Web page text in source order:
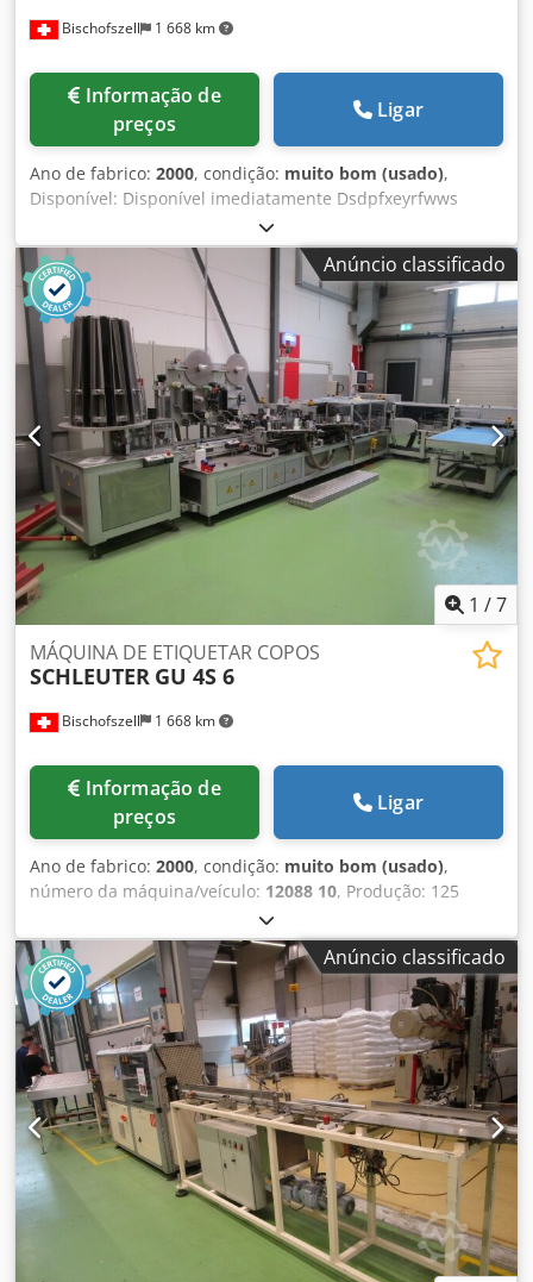
Bischofszell 1 668 km
preços
Ligar
Ano de fabrico: 2000, condição: muito bom (usado),
Disponível: Disponível imediatamente Dsdpfxeyrfwws
Anúncio classificado
1 /7
Bischofszell 1 668 km
MÁQUINA DE ETIQUETAR COPOS
SCHLEUTER GU 4S 6
preços
Ligar
Ano de fabrico: 2000, condição: muito bom (usado),
número da máquina/veículo: 12088 10, Produção: 125
xícaras por minuto (bruto) Consiste em: -Empilhador -
Dispensador de etiquetas para piso -Dispensadores de
etiquetas laterais 1 + 2 e 3 + 4 Dodjn D Hczopfx Aldokr -
Estação para colagem final das etiquetas laterais (sistema
de passar a ferro) - Posto de controle com vigilância por
câmera -Empilhador com balcão - Transportador de saída
do produto acabado A máquina também pode rotular
copos redondos (160-180°, ao redor). Altura do copo: 120-
130 mm
Anúncio classificado